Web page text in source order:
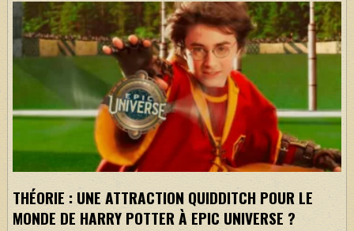
THÉORIE : UNE ATTRACTION QUIDDITCH POUR LE
MONDE DE HARRY POTTER À EPIC UNIVERSE ?